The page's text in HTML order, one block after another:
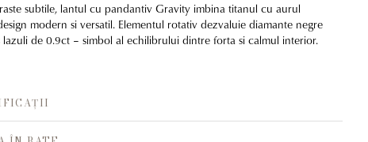
subtile, lantul cu pandantiv Gravity imbina titanul cu aurul
modern si versatil. Elementul rotativ dezvaluie diamante negre
lazuli de 0.9ct – simbol al echilibrului dintre forta si calmul interior.